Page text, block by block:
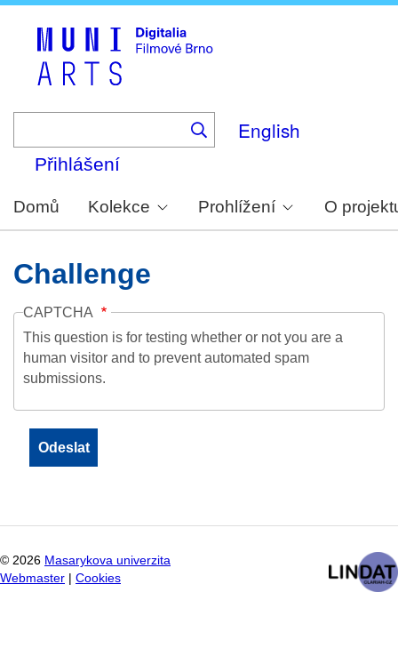
English
Přihlášení
Domů Kolekce Prohlížení O
Challenge
CAPTCHA
This question is for testing whether or not you are a
human visitor and to prevent automated spam
submissions.
© 2026 Masarykova univerzita
Webmaster
Cookies